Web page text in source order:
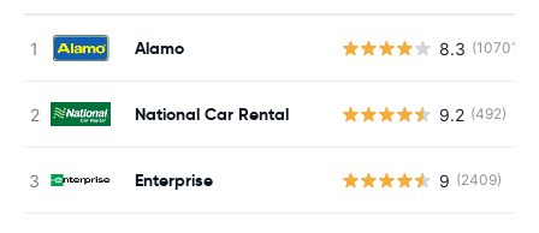
Alamo 8.3 (10701)
National Car Rental 9.2 (492)
Enterprise 9 (2409)